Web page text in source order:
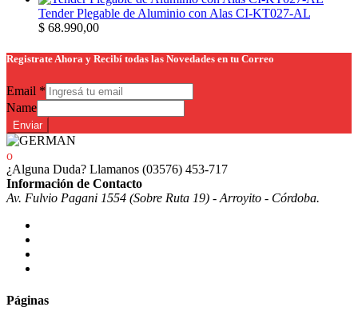
Tender Plegable de Aluminio con Alas CI-KT027-AL
$ 68.990,00
Registrate Ahora y Recibí todas las Novedades en tu Correo
Email *
Name
Enviar
¿Alguna Duda? Llamanos (03576) 453-717
Información de Contacto
Av. Fulvio Pagani 1554 (Sobre Ruta 19) - Arroyito - Córdoba.
Páginas